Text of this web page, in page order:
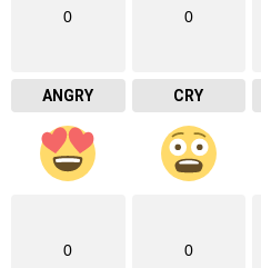
0
ANGRY
0
CRY
0 0